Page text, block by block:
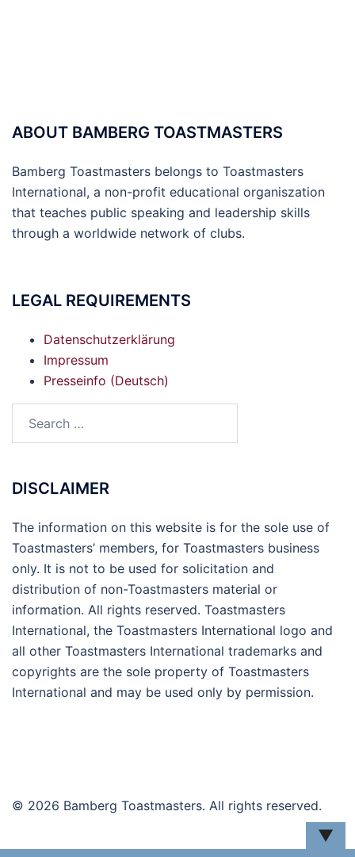
ABOUT BAMBERG TOASTMASTERS
Bamberg Toastmasters belongs to Toastmasters
International, a non-profit educational organiszation
that teaches public speaking and leadership skills
through a worldwide network of clubs.
LEGAL REQUIREMENTS
Datenschutzerklärung
Impressum
Presseinfo (Deutsch)
DISCLAIMER
The information on this website is for the sole use of
Toastmasters’ members, for Toastmasters business
only. It is not to be used for solicitation and
distribution of non-Toastmasters material or
information. All rights reserved. Toastmasters
International, the Toastmasters International logo and
all other Toastmasters International trademarks and
copyrights are the sole property of Toastmasters
International and may be used only by permission.
© 2026 Bamberg Toastmasters. All rights reserved.
▼